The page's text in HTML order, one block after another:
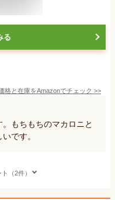
る
格と在庫をAmazonでチェック >>
もちもちのマカロニと
です。
（2件）